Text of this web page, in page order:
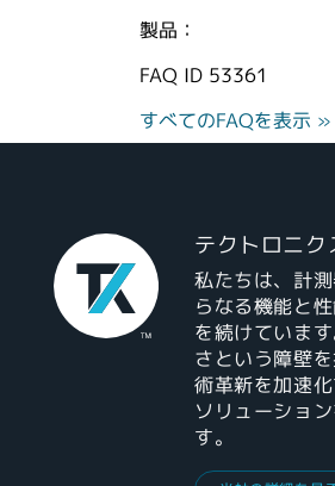
製品：
FAQ ID 53361
すべてのFAQを表示 »
テクトロニク
私たちは、計
らなる機能と
を続けていま
さという障壁
術革新を加速
ソリューショ
す。